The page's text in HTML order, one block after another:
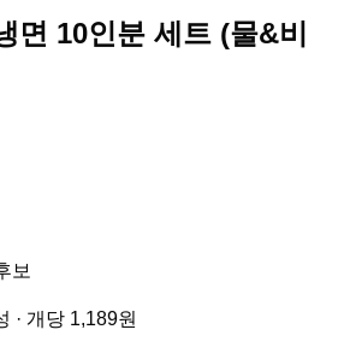
면 10인분 세트 (물&비
보
· 개당 1,189원